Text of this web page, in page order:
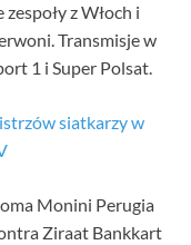
z Włoch i
Transmisje w
1 i Super Polsat.
siatkarzy w
Monini Perugia
Ziraat Bankkart